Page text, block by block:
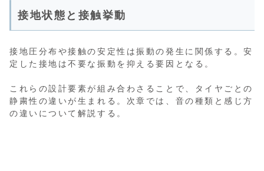
接地状態と接触挙動
接地圧分布や接触の安定性は振動の発生に関係する。安
定した接地は不要な振動を抑える要因となる。
これらの設計要素が組み合わさることで、タイヤごとの
静粛性の違いが生まれる。次章では、音の種類と感じ方
の違いについて解説する。